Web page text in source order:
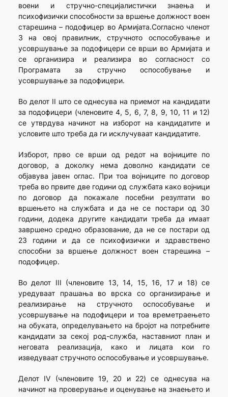
воени и стручно-специјалистички знаења и
психофизички способности за вршење должност воен
старешина – подофицер во Армијата.Согласно членот
3 на овој правилник, стручното оспособување и
усовршување за подофицери се врши во Армијата и
се организира и реализира во согласност со
Програмата за стручно оспособување и
усовршување за подофицери.
Во делот II што се однесува на приемот на кандидати
за подофицери (членовите 4, 5, 6, 7, 8, 9, 10, 11 и 12)
се утврдува начинот на изборот на кандидатите и
условите што треба да ги исклучуваат кандидатите.
Изборот, прво се врши од редот на војниците по
договор, а доколку нема доволно кандидати се
објавува јавен оглас. При тоа војниците по договор
треба во првите две години од службата како војници
по договор да покажале посебни резултати во
вршењето на службата и да не се постари од 30
години, додека другите кандидати треба да имаат
завршено средно образование, да не се постари од
23 години и да се психофизички и здравствено
способни за вршење должност воен старешина –
подофицер.
Во делот III (членовите 13, 14, 15, 16, 17 и 18) се
уредуваат прашања во врска со организирање и
реализирање на стручното оспособување и
усовршување на подофицери и тоа времетраењето
на обуката, определувањето на бројот на потребните
кандидати за секој род-служба, наставниот план и
неговата реализација, како и лицата кои го
изведуваат стручното оспособување и усовршување.
Делот IV (членовите 19, 20 и 22) се однесува на
начинот на проверување и оценување на знаењето и